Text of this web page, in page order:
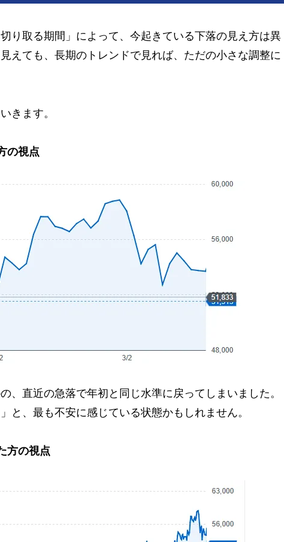
り取る期間」によって、今起きている下落の見え方は異
えても、長期のトレンドで見れば、ただの小さな調整に
きます。
の視点
、直近の急落で年初と同じ水準に戻ってしまいました。
と、最も不安に感じている状態かもしれません。
方の視点